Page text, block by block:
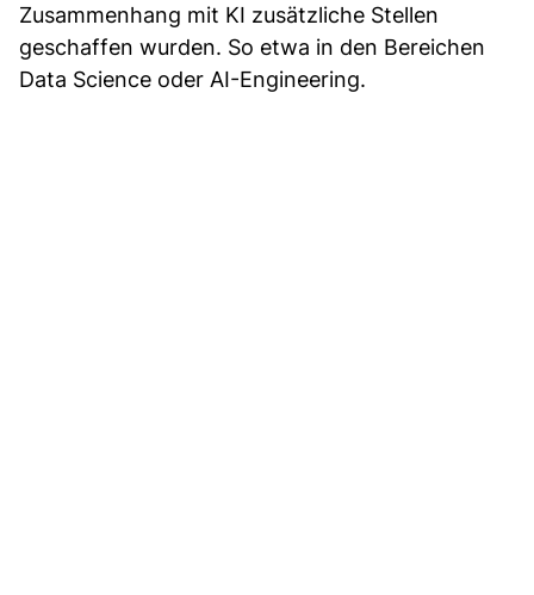
Zusammenhang mit KI zusätzliche Stellen
geschaffen wurden. So etwa in den Bereichen
Data Science oder AI-Engineering.